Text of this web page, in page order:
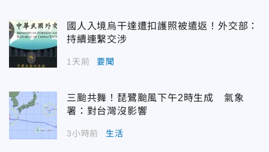
國人入境烏干達遭扣護照被遣返！外交部：
持續連繫交涉
1天前 要聞
三颱共舞！琵鷺颱風下午2時生成 氣象
署：對台灣沒影響
3小時前 生活